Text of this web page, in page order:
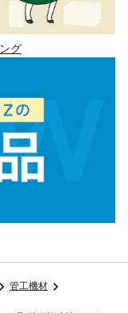
グ
管工機材